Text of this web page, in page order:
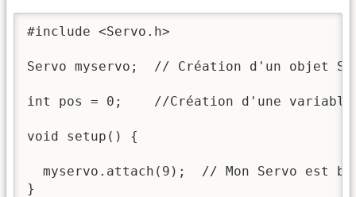
#include <Servo.h>
Servo myservo;  // Création d'un objet
int pos = 0;    //Création d'une
void setup() {
myservo.attach(9);  // Mon Servo est
}